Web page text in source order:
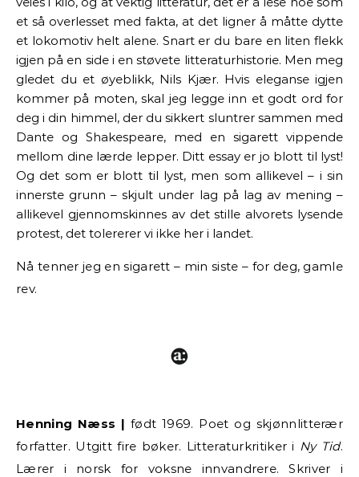
et så overlesset med fakta, at det ligner å måtte dytte
et lokomotiv helt alene. Snart er du bare en liten flekk
igjen på en side i en støvete litteraturhistorie. Men meg
gledet du et øyeblikk, Nils Kjær. Hvis eleganse igjen
kommer på moten, skal jeg legge inn et godt ord for
deg i din himmel, der du sikkert sluntrer sammen med
Dante og Shakespeare, med en sigarett vippende
mellom dine lærde lepper. Ditt essay er jo blott til lyst!
Og det som er blott til lyst, men som allikevel – i sin
innerste grunn – skjult under lag på lag av mening –
allikevel gjennomskinnes av det stille alvorets lysende
protest, det tolererer vi ikke her i landet.
Nå tenner jeg en sigarett – min siste – for deg, gamle
rev.
Henning Næss | født 1969. Poet og skjønnlitterær
forfatter. Utgitt fire bøker. Litteraturkritiker i Ny Tid.
Lærer i norsk for voksne innvandrere. Skriver i